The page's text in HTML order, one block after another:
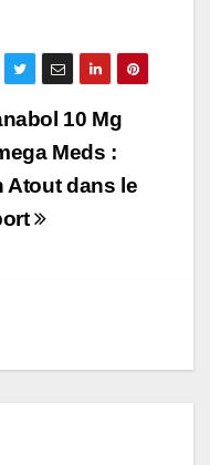
10 Mg
Meds :
Atout dans le